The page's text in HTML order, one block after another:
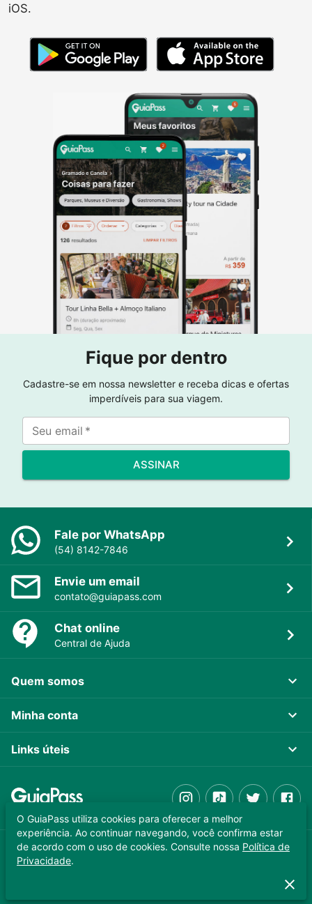
iOS.
Fique por dentro
Cadastre-se em nossa newsletter e receba dicas e ofertas
imperdíveis para sua viagem.
Seu email *
ASSINAR
Fale por WhatsApp
(54) 8142-7846
Envie um email
contato@guiapass.com
Chat online
Central de Ajuda
Quem somos
Minha conta
Links úteis
GUIAPASS TECNOLOGIA LTDA. CNPJ 37.989.806/0001-64
Copyright © 2025 - Todos os direitos reservados
O GuiaPass utiliza cookies para oferecer a melhor
experiência. Ao continuar navegando, você confirma estar
de acordo com o uso de cookies. Consulte nossa Política de
Privacidade.